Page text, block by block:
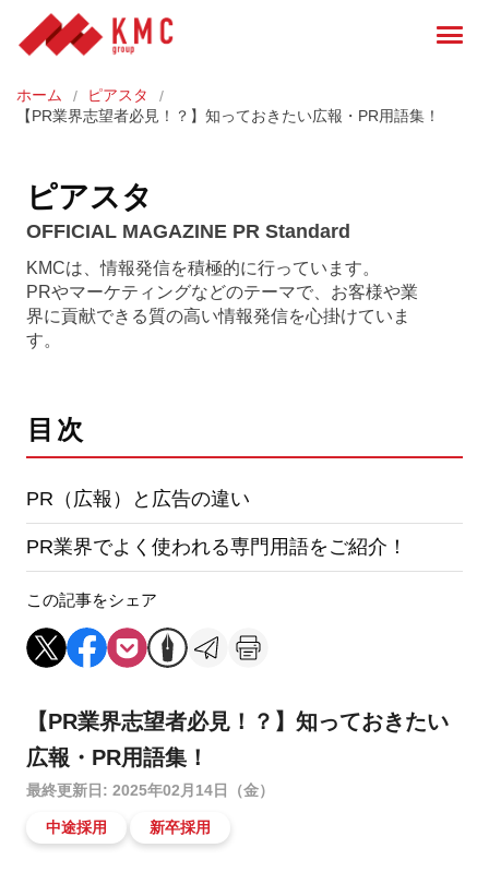
ホーム
ピアスタ
【PR業界志望者必見！？】知っておきたい広報・PR用語集！
ピアスタ
OFFICIAL MAGAZINE PR Standard
KMCは、情報発信を積極的に行っています。
PRやマーケティングなどのテーマで、お客様や業
界に貢献できる質の高い情報発信を心掛けていま
す。
目次
PR（広報）と広告の違い
PR業界でよく使われる専門用語をご紹介！
この記事をシェア
【PR業界志望者必見！？】知っておきたい
広報・PR用語集！
最終更新日: 2025年02月14日（金）
中途採用 新卒採用